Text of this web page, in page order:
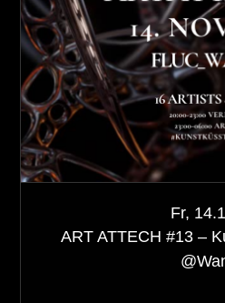
Fr,
ART ATTECH #13 –
@